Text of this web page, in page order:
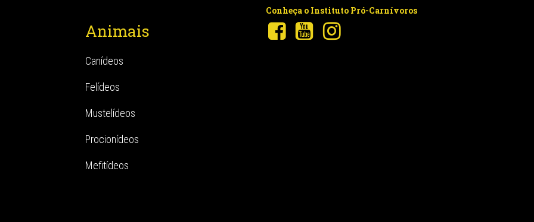
Animais
Canídeos
Felídeos
Mustelídeos
Procionídeos
Mefitídeos
Conheça o Instituto Pró-Carnívoros